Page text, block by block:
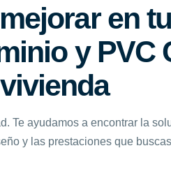
en
y PVC
vivienda
Te ayudamos a encontrar la
y las prestaciones que